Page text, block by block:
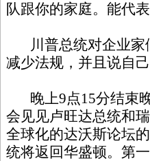
队跟你的家庭。能代
川普总统对企业家
减少法规，并且说自
晚上9点15分结束晚
会见见卢旺达总统和
全球化的达沃斯论坛
统将返回华盛顿。第